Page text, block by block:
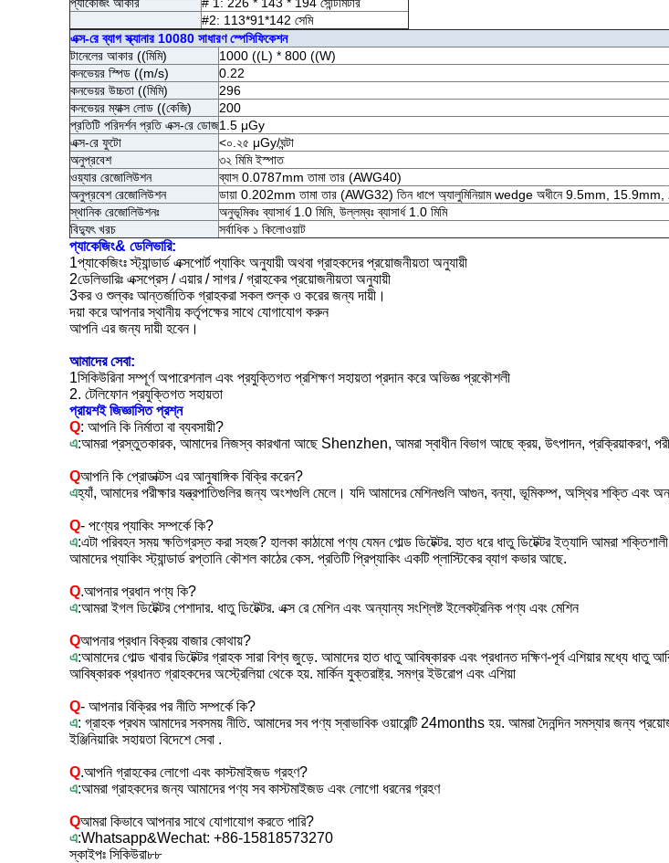
#2: 113*91*142 সেমি
এক্স-রে ব্যাগ স্ক্যানার 10080 সাধারণ স্পেসিফিকেশন
টানেলের আকার ((মিমি)
1000 ((L) * 800 ((W)
কনভেয়র স্পিড ((m/s)
0.22
কনভেয়র উচ্চতা ((মিমি)
296
কনভেয়র ম্যাক্স লোড ((কেজি)
200
প্রতিটি পরিদর্শন প্রতি এক্স-রে ডোজ1.5 μGy
এক্স-রে ফুটো
<০.২৫ μGy/ঘন্টা
অনুপ্রবেশ
৩২ মিমি ইস্পাত
ওয়্যার রেজোলিউশন
ব্যাস 0.0787mm তামা তার (AWG40)
অনুপ্রবেশ রেজোলিউশন
ডায়া 0.202mm তামা তার (AWG32) তিন ধাপে অ্যালুমিনিয়াম wedge অধীনে 9.5mm,
স্থানিক রেজোলিউশনঃ
অনুভূমিকঃ ব্যাসার্ধ 1.0 মিমি, উল্লম্বঃ ব্যাসার্ধ 1.0 মিমি
বিদ্যুৎ খরচ
সর্বাধিক ১ কিলোওয়াট
প্যাকেজিং& ডেলিভারি:
1প্যাকেজিংঃ স্ট্যান্ডার্ড এক্সপোর্ট প্যাকিং অনুযায়ী অথবা গ্রাহকদের প্রয়োজনীয়তা অনুযায়ী
2ডেলিভারিঃ এক্সপ্রেস / এয়ার / সাগর / গ্রাহকের প্রয়োজনীয়তা অনুযায়ী
3কর ও শুল্কঃ আন্তর্জাতিক গ্রাহকরা সকল শুল্ক ও করের জন্য দায়ী।
দয়া করে আপনার স্থানীয় কর্তৃপক্ষের সাথে যোগাযোগ করুন
আপনি এর জন্য দায়ী হবেন।
আমাদের সেবা:
1সিকিউরিনা সম্পূর্ণ অপারেশনাল এবং প্রযুক্তিগত প্রশিক্ষণ সহায়তা প্রদান করে অভিজ্ঞ প্রকৌশলী
2. টেলিফোন প্রযুক্তিগত সহায়তা
প্রায়শই জিজ্ঞাসিত প্রশ্ন
Q: আপনি কি নির্মাতা বা ব্যবসায়ী?
এ:আমরা প্রস্তুতকারক, আমাদের নিজস্ব কারখানা আছে Shenzhen, আমরা স্বাধীন বিভাগ আছে ক্রয়, উৎপাদন, প্রক্রিয়াকরণ,
Qআপনি কি প্রোডাক্টস এর আনুষাঙ্গিক বিক্রি করেন?
এহ্যাঁ, আমাদের পরীক্ষার যন্ত্রপাতিগুলির জন্য অংশগুলি মেলে। যদি আমাদের মেশিনগুলি আগুন, বন্যা, ভূমিকম্প, অস্থির শক্তি
Q- পণ্যের প্যাকিং সম্পর্কে কি?
এ:এটা পরিবহন সময় ক্ষতিগ্রস্ত করা সহজ? হালকা কাঠামো পণ্য যেমন গোল্ড ডিটেক্টর. হাত ধরে ধাতু ডিটেক্টর ইত্যাদি আমরা
আমাদের প্যাকিং স্ট্যান্ডার্ড রপ্তানি কৌশল কাঠের কেস. প্রতিটি প্রিপ্যাকিং একটি প্লাস্টিকের ব্যাগ কভার আছে.
Q.আপনার প্রধান পণ্য কি?
এ:আমরা ইগল ডিটেক্টর পেশাদার. ধাতু ডিটেক্টর. এক্স রে মেশিন এবং অন্যান্য সংশ্লিষ্ট ইলেকট্রনিক পণ্য এবং মেশিন
Qআপনার প্রধান বিক্রয় বাজার কোথায়?
এ:আমাদের গোল্ড খাবার ডিটেক্টর গ্রাহক সারা বিশ্ব জুড়ে. আমাদের হাত ধাতু আবিষ্কারক এবং প্রধানত দক্ষিণ-পূর্ব এশিয়ার মধ্যে
আবিষ্কারক প্রধানত গ্রাহকদের অস্ট্রেলিয়া থেকে হয়. মার্কিন যুক্তরাষ্ট্র. সমগ্র ইউরোপ এবং এশিয়া
Q- আপনার বিক্রির পর নীতি সম্পর্কে কি?
এ: গ্রাহক প্রথম আমাদের সবসময় নীতি. আমাদের সব পণ্য স্বাভাবিক ওয়ারেন্টি 24months হয়. আমরা দৈনন্দিন সমস্যার জন্য
ইঞ্জিনিয়ারিং সহায়তা বিদেশে সেবা .
Q.আপনি গ্রাহকের লোগো এবং কাস্টমাইজড গ্রহণ?
এ:আমরা গ্রাহকদের জন্য আমাদের পণ্য সব কাস্টমাইজড এবং লোগো ধরনের গ্রহণ
Qআমরা কিভাবে আপনার সাথে যোগাযোগ করতে পারি?
এ:Whatsapp&Wechat: +86-15818573270
স্কাইপঃ সিকিউরা৮৮